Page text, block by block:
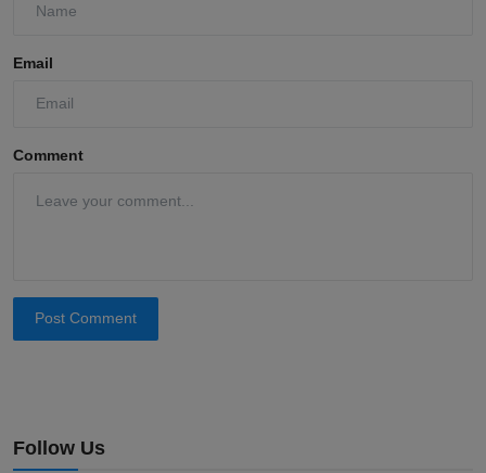
Email
Comment
Post Comment
Follow Us